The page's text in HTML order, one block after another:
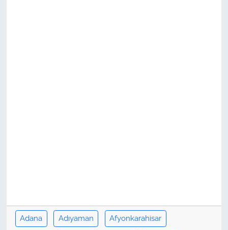
Adana Adıyaman Afyonkarahisar